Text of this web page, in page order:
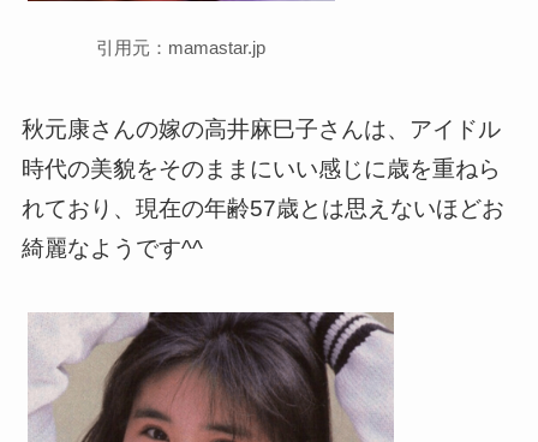
引用元：mamastar.jp
秋元康さんの嫁の高井麻巳子さんは、アイドル
時代の美貌をそのままにいい感じに歳を重ねら
れており、現在の年齢57歳とは思えないほどお
綺麗なようです^^